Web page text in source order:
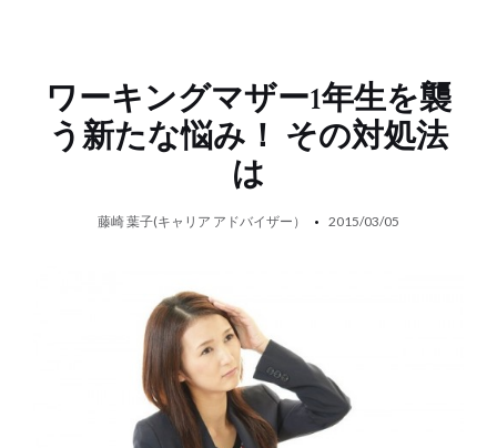
ワーキングマザー1年生を襲
う新たな悩み！ その対処法
は
藤崎 葉子(キャリア アドバイザー） 2015/03/05